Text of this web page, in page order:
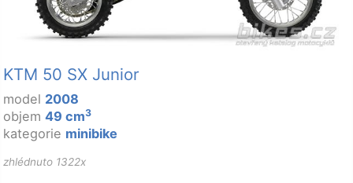
KTM 50 SX Junior
model 2008
objem 49 cm3
kategorie minibike
zhlédnuto 1322x